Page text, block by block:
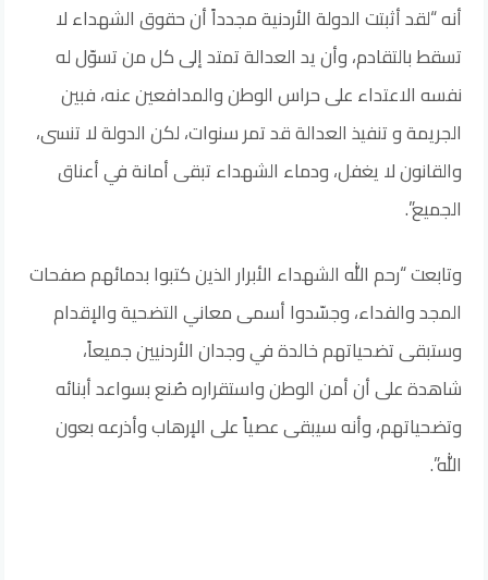
أنه “لقد أثبتت الدولة الأردنية مجدداً أن حقوق الشهداء لا
تسقط بالتقادم، وأن يد العدالة تمتد إلى كل من تسوّل له
نفسه الاعتداء على حراس الوطن والمدافعين عنه، فبين
الجريمة و تنفيذ العدالة قد تمر سنوات، لكن الدولة لا تنسى،
والقانون لا يغفل، ودماء الشهداء تبقى أمانة في أعناق
الجميع”.
وتابعت “رحم الله الشهداء الأبرار الذين كتبوا بدمائهم صفحات
المجد والفداء، وجسّدوا أسمى معاني التضحية والإقدام
وستبقى تضحياتهم خالدة في وجدان الأردنيين جميعاً،
شاهدة على أن أمن الوطن واستقراره صُنع بسواعد أبنائه
وتضحياتهم، وأنه سيبقى عصياً على الإرهاب وأذرعه بعون
الله”.